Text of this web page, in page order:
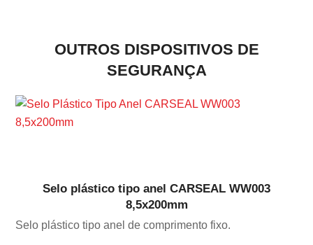
OUTROS DISPOSITIVOS DE
SEGURANÇA
Selo plástico tipo anel CARSEAL WW003
8,5x200mm
Selo plástico tipo anel de comprimento fixo.